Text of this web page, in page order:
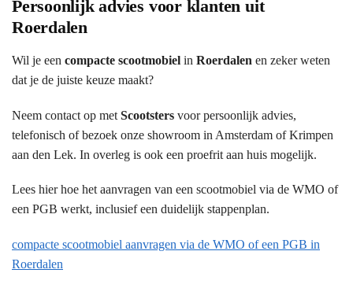
Persoonlijk advies voor klanten uit
Roerdalen
Wil je een compacte scootmobiel in Roerdalen en zeker weten
dat je de juiste keuze maakt?
Neem contact op met Scootsters voor persoonlijk advies,
telefonisch of bezoek onze showroom in Amsterdam of Krimpen
aan den Lek. In overleg is ook een proefrit aan huis mogelijk.
Lees hier hoe het aanvragen van een scootmobiel via de WMO of
een PGB werkt, inclusief een duidelijk stappenplan.
compacte scootmobiel aanvragen via de WMO of een PGB in
Roerdalen